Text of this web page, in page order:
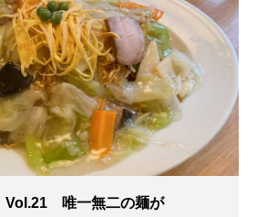
Vol.21 唯一無二の麺が